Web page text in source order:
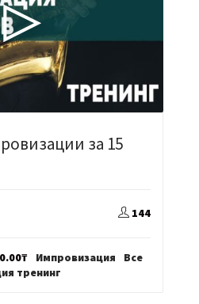
за 15
144
₸Диапазон
цен:
Импровизация
Все
тренинг